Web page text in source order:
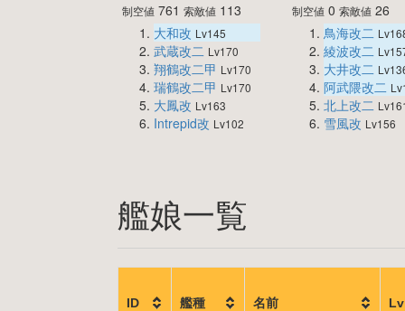
制空値 761 索敵値 113
大和改 Lv145
武蔵改二 Lv170
翔鶴改二甲 Lv170
瑞鶴改二甲 Lv170
大鳳改 Lv163
Intrepid改 Lv102
制空値0 索敵値26
鳥海改二
綾波改二
大井改二
阿武隈改二
北上改二
雪風改 Lv156
艦娘一覧
ID 艦種 名前 Lv